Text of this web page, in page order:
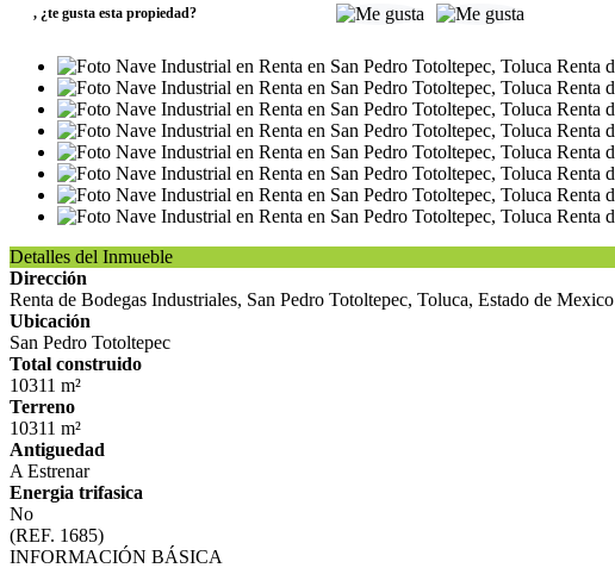
, ¿te gusta esta propiedad?
Detalles del Inmueble
Dirección
Renta de Bodegas Industriales, San Pedro Totoltepec, Toluca, Estado de Mexico
Ubicación
San Pedro Totoltepec
Total construido
10311 m²
Terreno
10311 m²
Antiguedad
A Estrenar
Energia trifasica
No
(REF. 1685)
INFORMACIÓN BÁSICA